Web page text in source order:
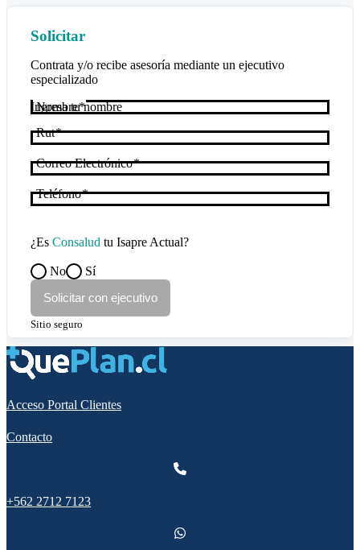
Solicitar
Contrata y/o recibe asesoría mediante un ejecutivo
especializado
Nombre
Rut
Correo Electrónico
Teléfono
¿Es Consalud tu Isapre Actual?
No
Sí
Solicitar con ejecutivo
Sitio seguro
Acceso Portal Clientes
Contacto
+562 2712 7123